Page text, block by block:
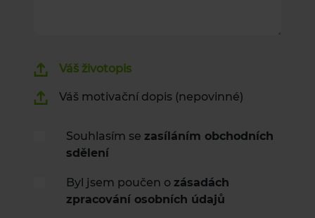
Váš životopis
Váš motivační dopis (nepovinné)
Souhlasím se zasíláním obchodních
sdělení
Byl jsem poučen o zásadách
zpracování osobních údajů